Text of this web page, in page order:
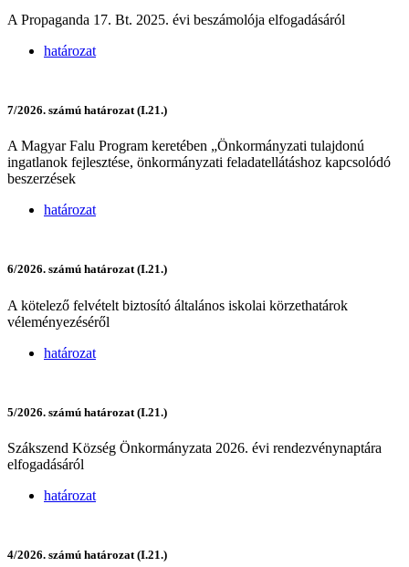
A Propaganda 17. Bt. 2025. évi beszámolója elfogadásáról
határozat
7/2026. számú határozat (I.21.)
A Magyar Falu Program keretében „Önkormányzati tulajdonú
ingatlanok fejlesztése, önkormányzati feladatellátáshoz kapcsolódó
beszerzések
határozat
6/2026. számú határozat (I.21.)
A kötelező felvételt biztosító általános iskolai körzethatárok
véleményezéséről
határozat
5/2026. számú határozat (I.21.)
Szákszend Község Önkormányzata 2026. évi rendezvénynaptára
elfogadásáról
határozat
4/2026. számú határozat (I.21.)